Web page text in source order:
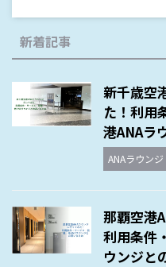
新着記事
新千歳空
た！利用
港ANAラ
ANAラウンジ
那覇空港
利用条件
ウンジと